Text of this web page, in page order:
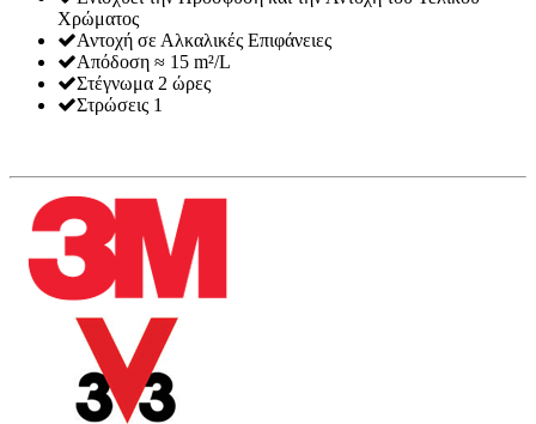
Χρώματος
Αντοχή σε Αλκαλικές Επιφάνειες
Απόδοση ≈ 15 m²/L
Στέγνωμα 2 ώρες
Στρώσεις 1